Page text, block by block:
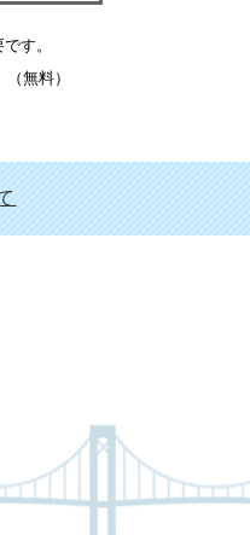
す。
無料）